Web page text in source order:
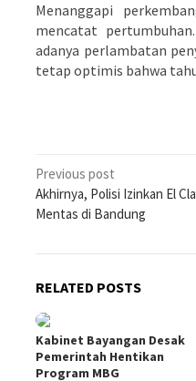
Menanggapi
mencatat
adanya perlambatan
tetap optimis bahwa
Post
navigation
Previous post
Akhirnya, Polisi Izinkan El
Mentas di Bandung
RELATED POSTS
Kabinet Bayangan Desak
Pemerintah Hentikan
Program MBG